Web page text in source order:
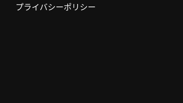
プライバシーポリシー